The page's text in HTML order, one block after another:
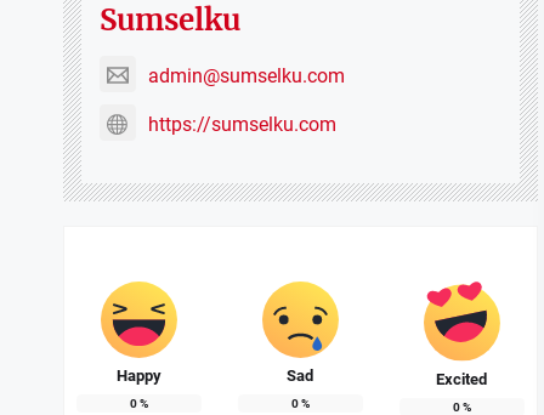
Sumselku
admin@sumselku.com
https://sumselku.com
Happy
0%
Sad
0%
Excited
0%